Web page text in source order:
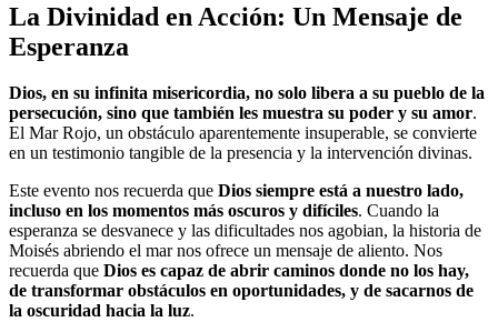
La Divinidad en Acción: Un Mensaje de
Esperanza
Dios, en su infinita misericordia, no solo libera a su pueblo de la
persecución, sino que también les muestra su poder y su amor.
El Mar Rojo, un obstáculo aparentemente insuperable, se convierte
en un testimonio tangible de la presencia y la intervención divinas.
Este evento nos recuerda que Dios siempre está a nuestro lado,
incluso en los momentos más oscuros y difíciles. Cuando la
esperanza se desvanece y las dificultades nos agobian, la historia de
Moisés abriendo el mar nos ofrece un mensaje de aliento. Nos
recuerda que Dios es capaz de abrir caminos donde no los hay,
de transformar obstáculos en oportunidades, y de sacarnos de
la oscuridad hacia la luz.